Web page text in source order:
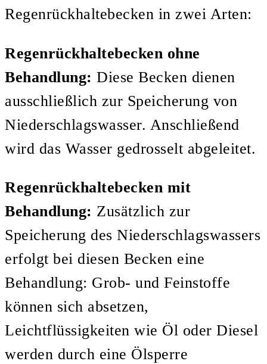
Regenrückhaltebecken in zwei Arten:
Regenrückhaltebecken ohne
Behandlung: Diese Becken dienen
ausschließlich zur Speicherung von
Niederschlagswasser. Anschließend
wird das Wasser gedrosselt abgeleitet.
Regenrückhaltebecken mit
Behandlung: Zusätzlich zur
Speicherung des Niederschlagswassers
erfolgt bei diesen Becken eine
Behandlung: Grob- und Feinstoffe
können sich absetzen,
Leichtflüssigkeiten wie Öl oder Diesel
werden durch eine Ölsperre